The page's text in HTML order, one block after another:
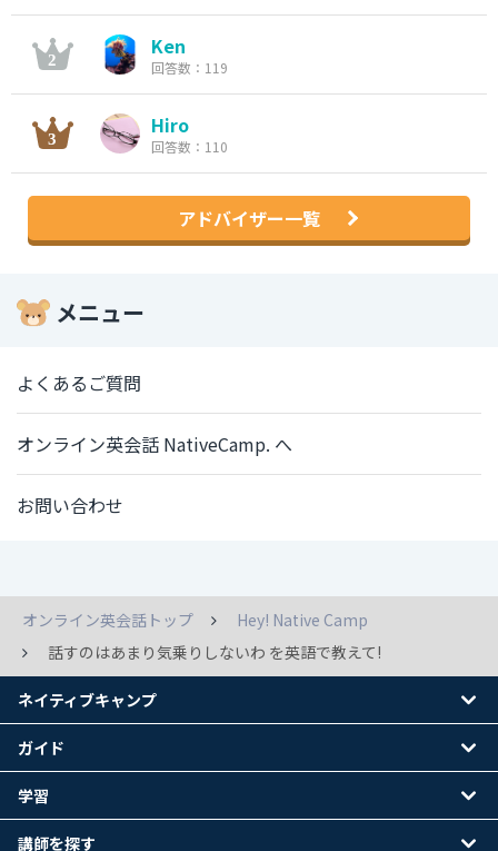
Ken
回答数：119
Hiro
回答数：110
アドバイザー一覧
メニュー
よくあるご質問
オンライン英会話 NativeCamp. へ
お問い合わせ
オンライン英会話トップ
Hey! Native Camp
話すのはあまり気乗りしないわ を英語で教えて!
ネイティブキャンプ
ガイド
学習
講師を探す